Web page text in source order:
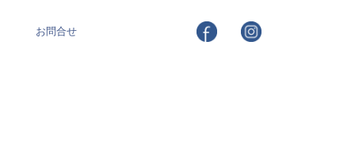
お問合せ